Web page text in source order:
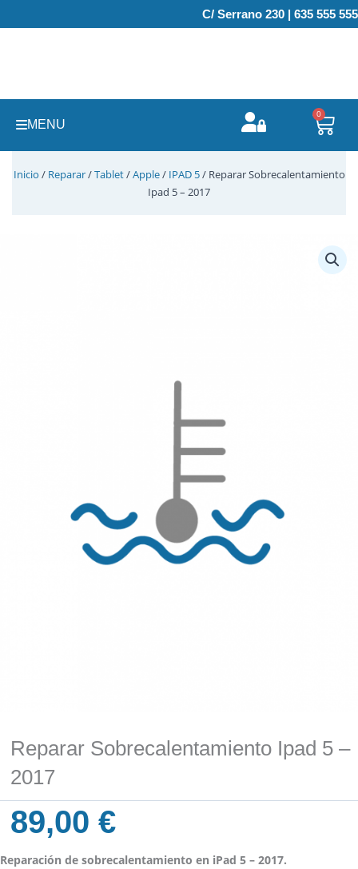
al
C/ Serrano 230 | 635 555 555
MENU
0
Inicio / Reparar/Tablet/Apple/ IPAD 5/ Reparar Sobrecalentamiento
Ipad 5 – 2017
Reparar Sobrecalentamiento Ipad 5 –
2017
89,00€
Reparación de sobrecalentamiento en iPad 5 – 2017.